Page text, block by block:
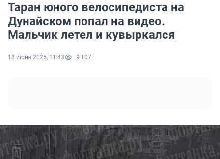
Таран юного велосипедиста на
Дунайском попал на видео.
Мальчик летел и кувыркался
18 июня 2025, 11:43 9 107